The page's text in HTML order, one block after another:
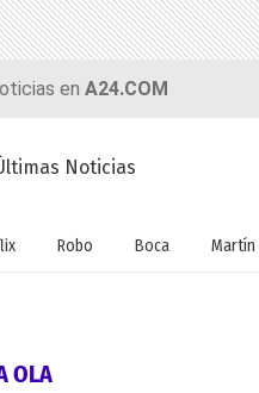
en A24.COM
Noticias
Robo Boca Martín
OLA